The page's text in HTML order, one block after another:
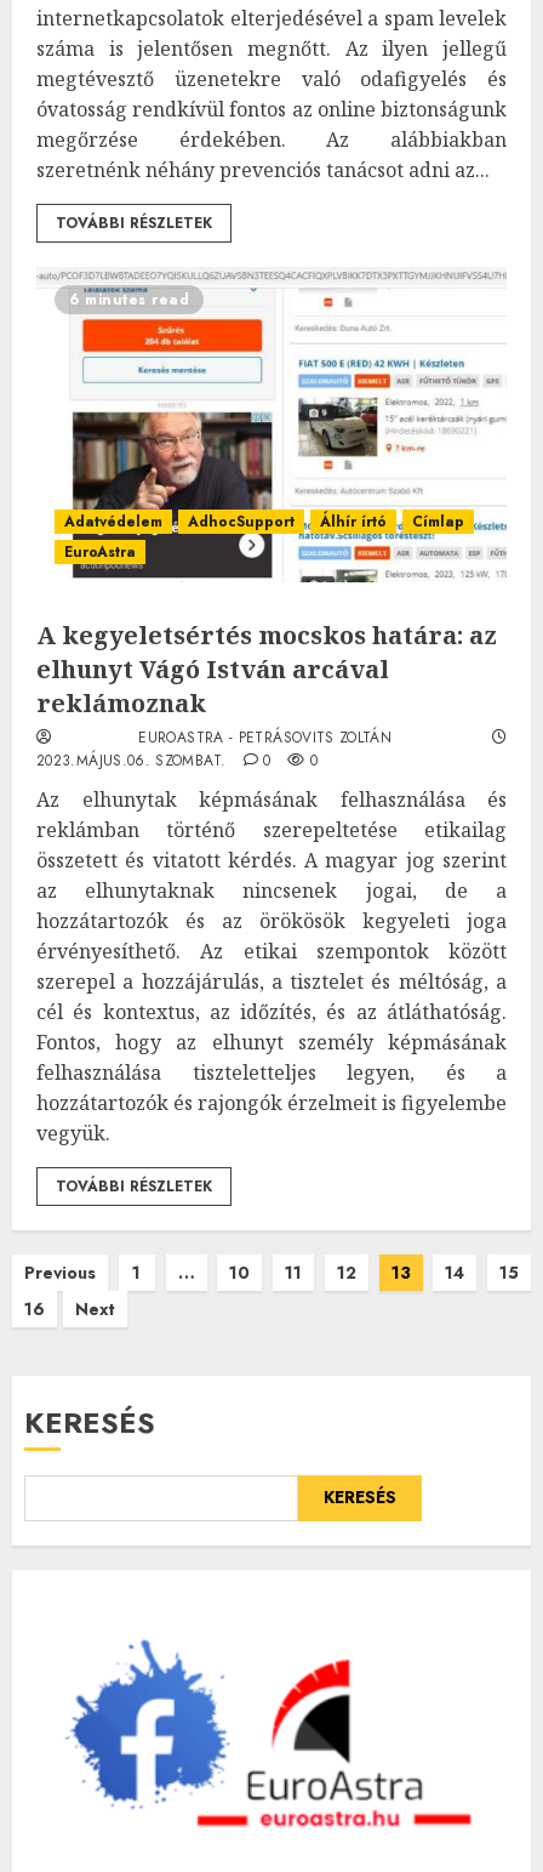
internetkapcsolatok elterjedésével a spam levelek
száma is jelentősen megnőtt. Az ilyen jellegű
megtévesztő üzenetekre való odafigyelés és
óvatosság rendkívül fontos az online biztonságunk
megőrzése érdekében. Az alábbiakban
szeretnénk néhány prevenciós tanácsot adni az...
TOVÁBBI RÉSZLETEK
6 minutes read
Adatvédelem AdhocSupport Álhír írtó
Címlap
EuroAstra
A kegyeletsértés mocskos határa: az
elhunyt Vágó István arcával
reklámoznak
EUROASTRA - PETRÁSOVITS ZOLTÁN
2023.MÁJUS.06. SZOMBAT.
0 0
Az elhunytak képmásának felhasználása és
reklámban történő szerepeltetése etikailag
összetett és vitatott kérdés. A magyar jog szerint
az elhunytaknak nincsenek jogai, de a
hozzátartozók és az örökösök kegyeleti joga
érvényesíthető. Az etikai szempontok között
szerepel a hozzájárulás, a tisztelet és méltóság, a
cél és kontextus, az időzítés, és az átláthatóság.
Fontos, hogy az elhunyt személy képmásának
felhasználása tiszteletteljes legyen, és a
hozzátartozók és rajongók érzelmeit is figyelembe
vegyük.
TOVÁBBI RÉSZLETEK
Bejegyzések
lapozása
Previous 1 … 10 11 12 13 14
15
16
Next
KERESÉS
KERESÉS